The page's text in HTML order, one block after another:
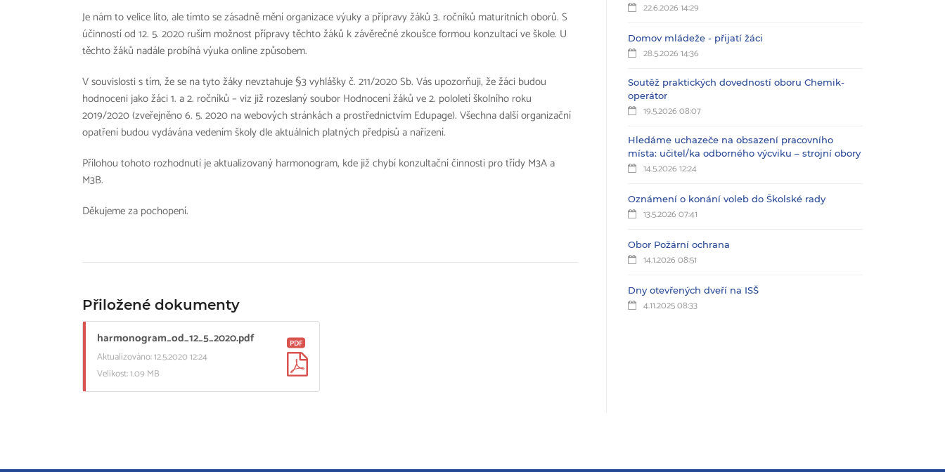
Je nám to velice líto, ale tímto se zásadně mění organizace výuky a přípravy žáků 3. ročníků maturitních oborů. S
účinností od 12. 5. 2020 ruším možnost přípravy těchto žáků k závěrečné zkoušce formou konzultací ve škole. U
těchto žáků nadále probíhá výuka online způsobem.
V souvislosti s tím, že se na tyto žáky nevztahuje §3 vyhlášky č. 211/2020 Sb. Vás upozorňuji, že žáci budou
hodnoceni jako žáci 1. a 2. ročníků – viz již rozeslaný soubor Hodnocení žáků ve 2. pololetí školního roku
2019/2020 (zveřejněno 6. 5. 2020 na webových stránkách a prostřednictvím Edupage). Všechna další organizační
opatření budou vydávána vedením školy dle aktuálních platných předpisů a nařízení.
Přílohou tohoto rozhodnutí je aktualizovaný harmonogram, kde již chybí konzultační činnosti pro třídy M3A a
M3B.
Děkujeme za pochopení.
Přiložené dokumenty
harmonogram_od_12_5_2020.pdf
Aktualizováno: 12.5.2020 12:24
Velikost: 1.09 MB
PDF
22.6.2026 14:29
Domov mládeže - přijatí žáci
28.5.2026 14:36
Soutěž praktických dovedností oboru Chemik-
operátor
19.5.2026 08:07
Hledáme uchazeče na obsazení pracovního
místa: učitel/ka odborného výcviku – strojní obory
14.5.2026 12:24
Oznámení o konání voleb do Školské rady
13.5.2026 07:41
Obor Požární ochrana
14.1.2026 08:51
Dny otevřených dveří na ISŠ
4.11.2025 08:33